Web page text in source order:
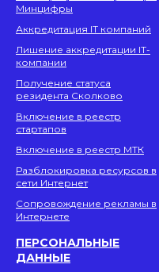
Минцифры
Аккредитация IT компаний
Лишение аккредитации IT-
компании
Получение статуса
резидента Сколково
Включение в реестр
стартапов
Включение в реестр МТК
Разблокировка ресурсов в
сети Интернет
Сопровождение рекламы в
Интернете
ПЕРСОНАЛЬНЫЕ
ДАННЫЕ